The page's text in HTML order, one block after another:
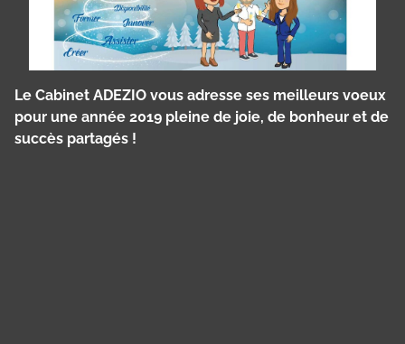
Le Cabinet ADEZIO vous adresse ses meilleurs voeux
pour une année 2019 pleine de joie, de bonheur et de
succès partagés !